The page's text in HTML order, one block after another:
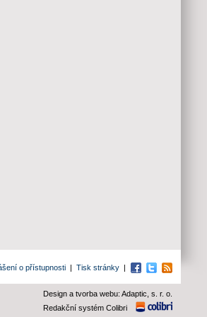
o přístupnosti | Tisk stránky | Facebook
TwitterRSS
Design a tvorba webu: Adaptic, s. r. o.
Redakční systém Colibri